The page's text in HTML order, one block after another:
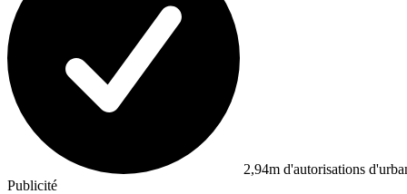
2,94m d'autorisations
Publicité